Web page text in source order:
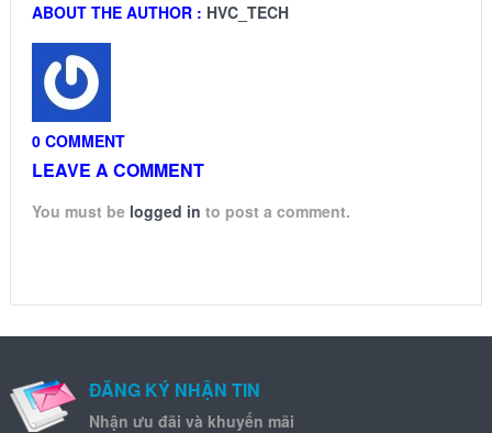
ABOUT THE AUTHOR : HVC_TECH
0 COMMENT
LEAVE A COMMENT
You must be logged in to post a comment.
ĐĂNG KÝ NHẬN TIN
Nhận ưu đãi và khuyến mãi